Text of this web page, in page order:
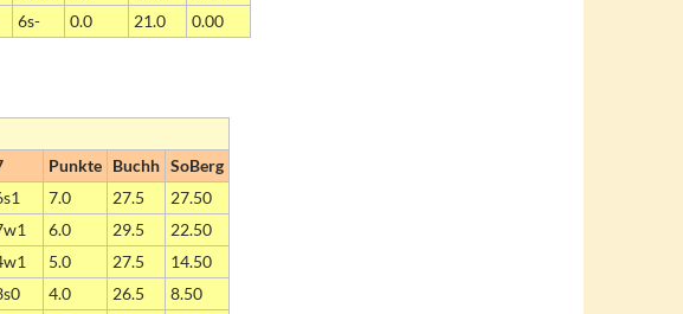
6s- 0.0 21.0 0.00
Punkte Buchh SoBerg
7.0 27.5
27.50
6.0 29.5
22.50
5.0 27.5
14.50
4.0 26.5
8.50